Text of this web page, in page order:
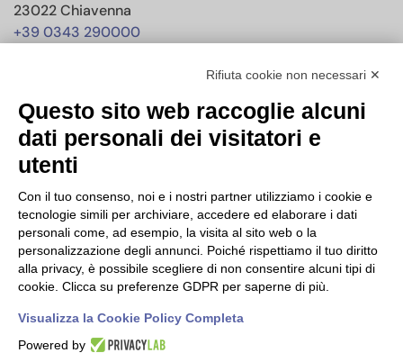
23022 Chiavenna
+39 0343 290000
Dati societari
C.F./P.IVA 00619150147
Forma giuridica e qualificazione ai sensi del codice del Terzo
settore Cooperativa Sociale di tipo A.
N° Iscrizione Albo Delle Cooperative A119858
Iscrizione RUNTS 4050 del 21/03/2022
Rifiuta cookie non necessari ✕
Questo sito web raccoglie alcuni
dati personali dei visitatori e
utenti
Con il tuo consenso, noi e i nostri partner utilizziamo i cookie e
tecnologie simili per archiviare, accedere ed elaborare i dati
personali come, ad esempio, la visita al sito web o la
personalizzazione degli annunci. Poiché rispettiamo il tuo diritto
alla privacy, è possibile scegliere di non consentire alcuni tipi di
cookie. Clicca su preferenze GDPR per saperne di più.
Visualizza la Cookie Policy Completa
Powered by